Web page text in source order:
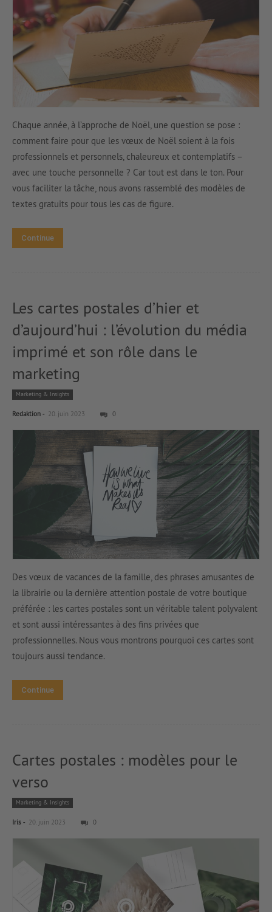
Chaque année, à l’approche de Noël, une question se pose :
comment faire pour que les vœux de Noël soient à la fois
professionnels et personnels, chaleureux et contemplatifs –
avec une touche personnelle ? Car tout est dans le ton. Pour
vous faciliter la tâche, nous avons rassemblé des modèles de
textes gratuits pour tous les cas de figure.
Continue
Les cartes postales d’hier et
d’aujourd’hui : l’évolution du média
imprimé et son rôle dans le
marketing
Marketing & Insights
Redaktion - 20. juin 2023 0
Des vœux de vacances de la famille, des phrases amusantes de
la librairie ou la dernière attention postale de votre boutique
préférée : les cartes postales sont un véritable talent polyvalent
et sont aussi intéressantes à des fins privées que
professionnelles. Nous vous montrons pourquoi ces cartes sont
toujours aussi tendance.
Continue
Cartes postales : modèles pour le
verso
Marketing & Insights
Iris - 20. juin 2023 0